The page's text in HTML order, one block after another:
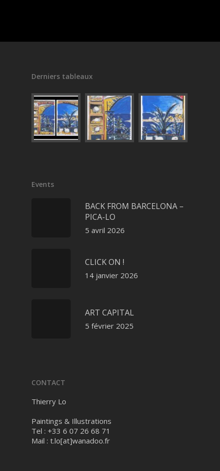
Derniers tableaux
Events
BACK FROM BARCELONA –
PICA-LO
5 avril 2026
CLICK ON !
14 janvier 2026
ART CAPITAL
5 février 2025
CONTACT
Thierry Lo
Paintings & Illustrations
Tel : +33 6 07 26 68 71
Mail : t.lo[at]wanadoo.fr